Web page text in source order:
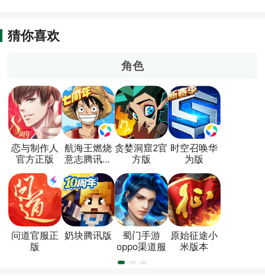
猜你喜欢
角色
恋与制作人
官方正版
航海王燃烧
意志腾讯版
本
贪婪洞窟2官
方版
时空召唤华
为版
问道官服正
版
奶块腾讯版
蜀门手游
oppo渠道服
原始征途小
米版本